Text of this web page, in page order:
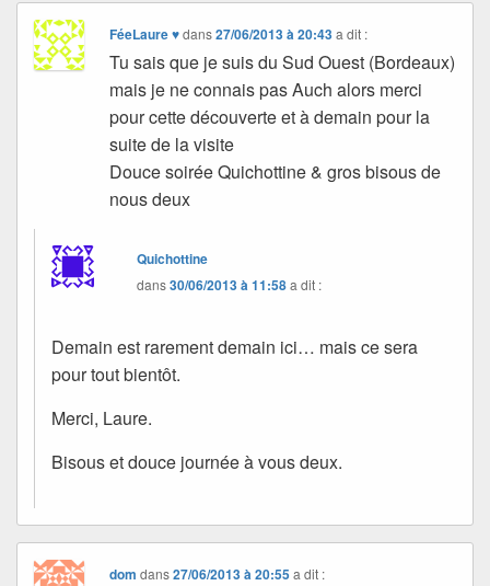
FéeLaure ♥dans27/06/2013 à 20:43 a dit :
Tu sais que je suis du Sud Ouest (Bordeaux)
mais je ne connais pas Auch alors merci
pour cette découverte et à demain pour la
suite de la visite
Douce soirée Quichottine & gros bisous de
nous deux
Quichottine
dans30/06/2013 à 11:58a dit :
Demain est rarement demain ici… mais ce sera
pour tout bientôt.
Merci, Laure.
Bisous et douce journée à vous deux.
dom dans27/06/2013 à 20:55 a dit :